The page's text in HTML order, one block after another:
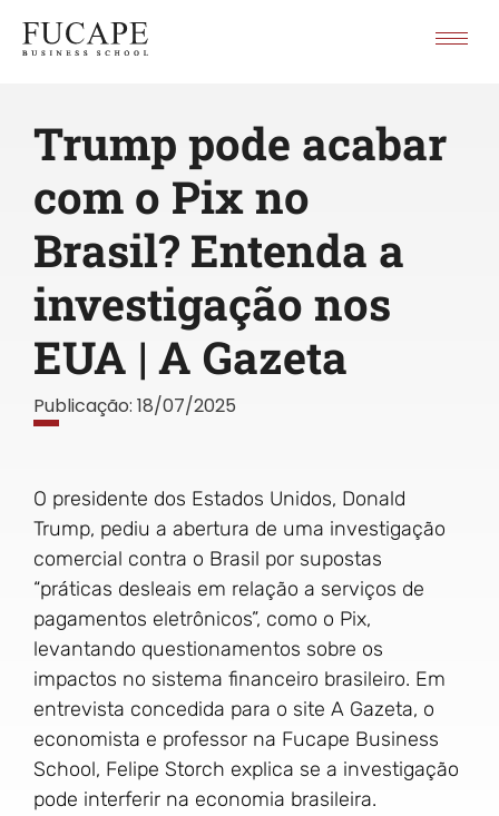
Trump pode acabar
com o Pix no
Brasil? Entenda a
investigação nos
EUA | A Gazeta
Publicação: 18/07/2025
O presidente dos Estados Unidos, Donald
Trump, pediu a abertura de uma investigação
comercial contra o Brasil por supostas
“práticas desleais em relação a serviços de
pagamentos eletrônicos”, como o Pix,
levantando questionamentos sobre os
impactos no sistema financeiro brasileiro. Em
entrevista concedida para o site A Gazeta, o
economista e professor na Fucape Business
School, Felipe Storch explica se a investigação
pode interferir na economia brasileira.